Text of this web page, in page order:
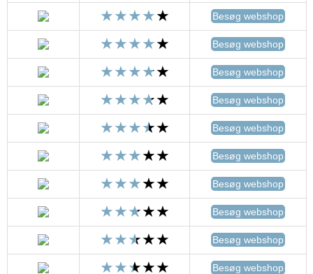
Besøg webshop
Besøg webshop
Besøg webshop
Besøg webshop
Besøg webshop
Besøg webshop
Besøg webshop
Besøg webshop
Besøg webshop
Besøg webshop